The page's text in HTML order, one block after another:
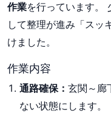
作業を行っています。
して整理が進み「スッ
けました。
作業内容
通路確保： 玄関～廊
ない状態にします。